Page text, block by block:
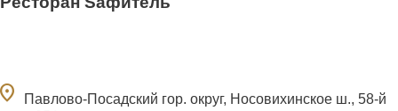
Павлово-Посадский гор. округ, Носовихинское ш., 58-й